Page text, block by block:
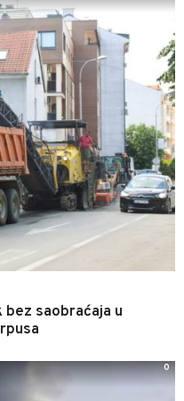
saobraćaja u
0